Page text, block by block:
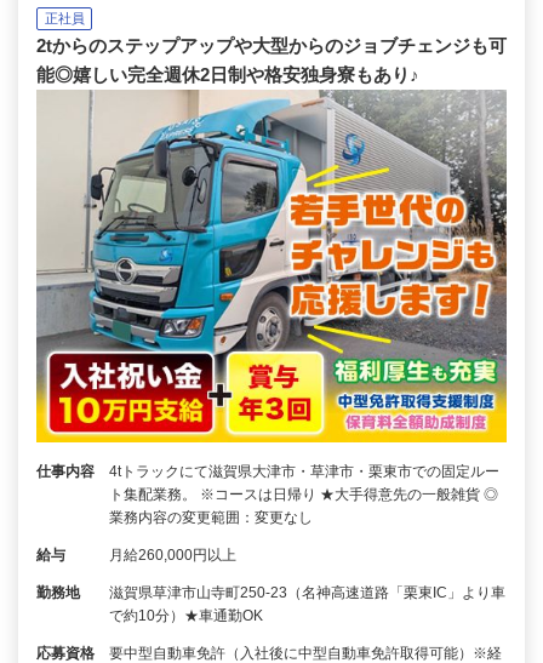
正社員
2tからのステップアップや大型からのジョブチェンジも可
能◎嬉しい完全週休2日制や格安独身寮もあり♪
仕事内容
4tトラックにて滋賀県大津市・草津市・栗東市での固定ルー
ト集配業務。 ※コースは日帰り ★大手得意先の一般雑貨 ◎
業務内容の変更範囲：変更なし
給与 月給260,000円以上
勤務地
滋賀県草津市山寺町250-23（名神高速道路「栗東IC」より車
で約10分）★車通勤OK
応募資格
要中型自動車免許（入社後に中型自動車免許取得可能）※経